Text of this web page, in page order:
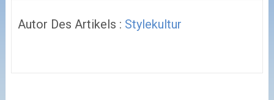
Autor Des Artikels : Stylekultur